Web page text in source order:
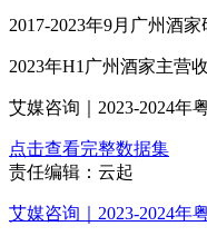
2017-2023年9月广州酒家
2023年H1广州酒家主营
艾媒咨询｜2023-2024年
点击查看完整数据集
责任编辑：云起
艾媒咨询｜2023-2024年